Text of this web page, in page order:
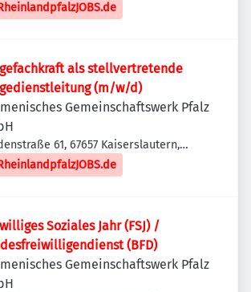
als stellvertretende
(m/w/d)
Gemeinschaftswerk Pfalz
61, 67657 Kaiserslautern,
Soziales Jahr (FSJ) /
(BFD)
Gemeinschaftswerk Pfalz